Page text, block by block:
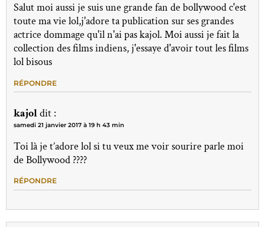
Salut moi aussi je suis une grande fan de bollywood c'est
toute ma vie lol,j'adore ta publication sur ses grandes
actrice dommage qu'il n'ai pas kajol. Moi aussi je fait la
collection des films indiens, j'essaye d'avoir tout les films
lol bisous
RÉPONDRE
kajoldit :
samedi 21 janvier 2017 à 19 h 43 min
Toi là je t’adore lol si tu veux me voir sourire parle moi
de Bollywood ????
RÉPONDRE